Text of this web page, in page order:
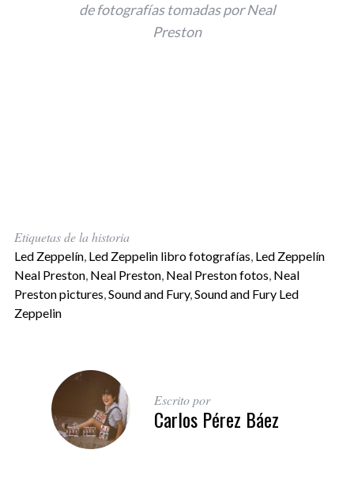
de fotografías tomadas por Neal
Preston
Etiquetas de la historia
Led Zeppelín, Led Zeppelin libro fotografías, Led Zeppelín
Neal Preston, Neal Preston, Neal Preston fotos, Neal
Preston pictures,Sound and Fury,Sound and Fury Led
Zeppelin
Escrito por
Carlos Pérez Báez